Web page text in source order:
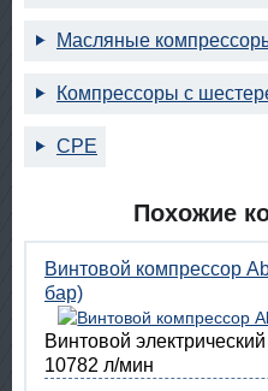
Масляные
Компрессоры с
CPE
Похожие
Винтовой компрессор
бар)
Винтовой электрический
10782 л/мин